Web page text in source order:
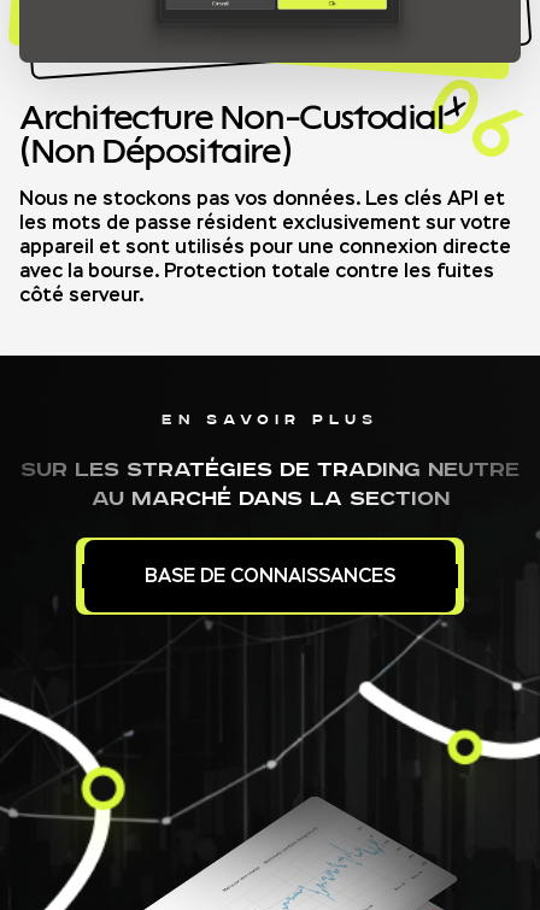
06
Architecture Non-Custodial
(Non Dépositaire)
Nous ne stockons pas vos données. Les clés API et
les mots de passe résident exclusivement sur votre
appareil et sont utilisés pour une connexion directe
avec la bourse. Protection totale contre les fuites
côté serveur.
EN SAVOIR PLUS
SUR LES STRATÉGIES DE TRADING NEUTRE
AU MARCHÉ DANS LA SECTION
BASE DE CONNAISSANCES